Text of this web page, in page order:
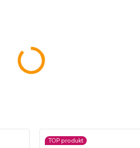
TOP produkt